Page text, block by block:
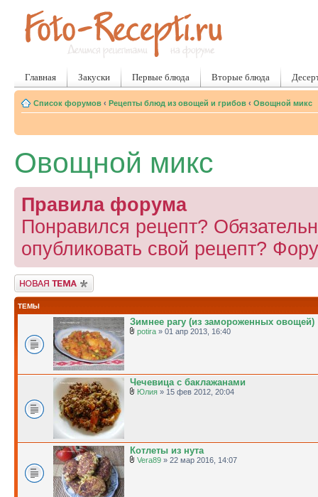
Главная Закуски Первые блюда Вторые блюда
Список форумов ‹ Рецепты блюд из овощей и грибов ‹ Овощной микс
Овощной микс
Правила форума
Понравился рецепт?
опубликовать свой рецепт?
Новая тема
ТЕМЫ
Зимнее рагу (из замороженных овощей)
potira » 01 апр 2013, 16:40
Чечевица с баклажанами
Юлия » 15 фев 2012, 20:04
Котлеты из нута
Vera89 » 22 мар 2016, 14:07